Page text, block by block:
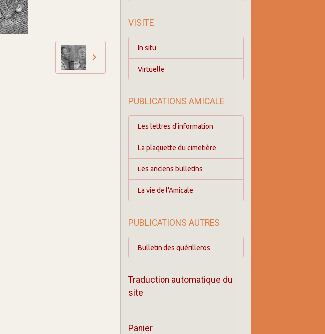
VISITE
In situ
Virtuelle
PUBLICATIONS AMICALE
Les lettres d'information
La plaquette du cimetière
Les anciens bulletins
La vie de l'Amicale
PUBLICATIONS AUTRES
Bulletin des guérilleros
Traduction automatique du
site
Panier